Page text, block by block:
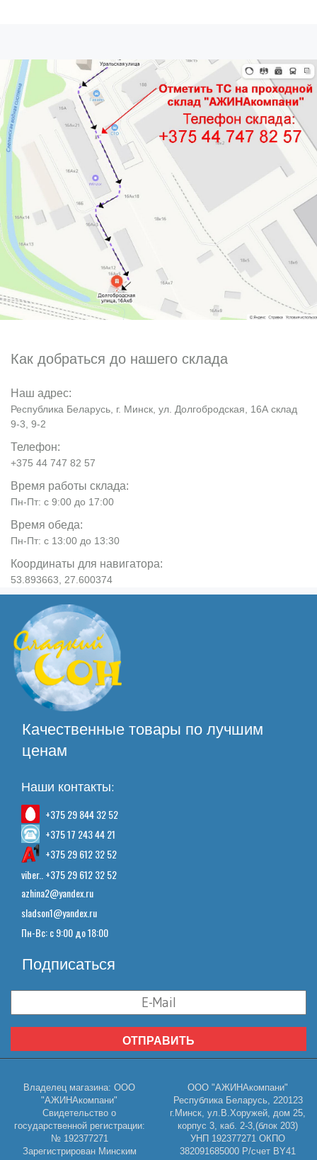
Как добраться до нашего склада
Наш адрес:
Республика Беларусь, г. Минск, ул. Долгобродская, 16А склад
9-3, 9-2
Телефон:
+375 44 747 82 57
Время работы склада:
Пн-Пт: с 9:00 до 17:00
Время обеда:
Пн-Пт: с 13:00 до 13:30
Координаты для навигатора:
53.893663, 27.600374
Качественные товары по лучшим
ценам
Наши контакты:
+375 29 844 32 52
+375 17 243 44 21
+375 29 612 32 52
viber.. +375 29 612 32 52
azhina2@yandex.ru
sladson1@yandex.ru
Пн-Вс: с 9:00 до 18:00
Подписаться
ОТПРАВИТЬ
Владелец магазина: ООО
"АЖИНАкомпани"
Свидетельство о
государственной регистрации:
№ 192377271
Зарегистрирован Минским
ООО "АЖИНАкомпани"
Республика Беларусь, 220123
г.Минск, ул.В.Хоружей, дом 25,
корпус 3, каб. 2-3,(блок 203)
УНП 192377271 ОКПО
382091685000 Р/счет BY41